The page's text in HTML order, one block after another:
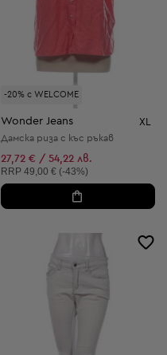
-20% с WELCOME
Wonder Jeans XL
Дамска риза с къс ръкав
27,72 € / 54,22 лв.
Препоръчителна цена:
RRP 49,00 € (-43%)